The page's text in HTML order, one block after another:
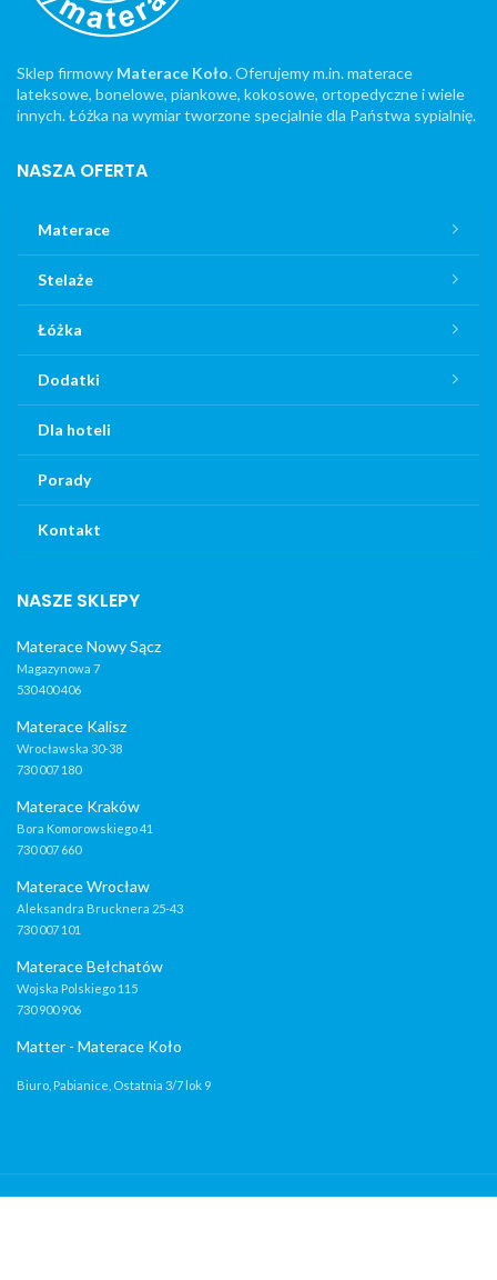
Sklep firmowy Materace Koło. Oferujemy m.in. materace
lateksowe, bonelowe, piankowe, kokosowe, ortopedyczne i wiele
innych. Łóżka na wymiar tworzone specjalnie dla Państwa sypialnię.
NASZA OFERTA
Materace
Stelaże
Łóżka
Dodatki
Dla hoteli
Porady
Kontakt
NASZE SKLEPY
Materace Nowy Sącz
Magazynowa 7
530 400 406
Materace Kalisz
Wrocławska 30-38
730 007 180
Materace Kraków
Bora Komorowskiego 41
730 007 660
Materace Wrocław
Aleksandra Brucknera 25-43
730 007 101
Materace Bełchatów
Wojska Polskiego 115
730 900 906
Matter - Materace Koło
Biuro, Pabianice, Ostatnia 3/7 lok 9